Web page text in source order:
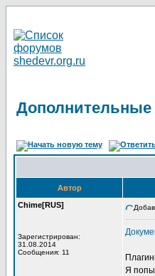
Дополнительные
Автор
Chime[RUS]
Зарегистрирован:
31.08.2014
Сообщения: 11
Я